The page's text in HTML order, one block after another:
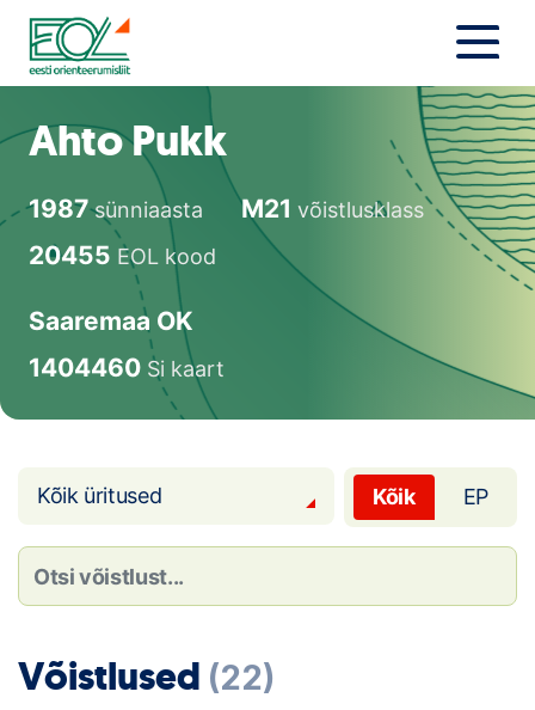
Liigu
sisu
juurde
Estonian Orienteering Federation
Uudised
Orienteerujale
Eesti Orienteerumine 100!
Toetamine
Telli litsents!
Noored
Ahto Pukk
1987sünniaasta M21 võistlusklass
20455 EOL kood
Saaremaa OK
1404460 Si kaart
Kõik üritused Kõik EP
Võistlused (22)